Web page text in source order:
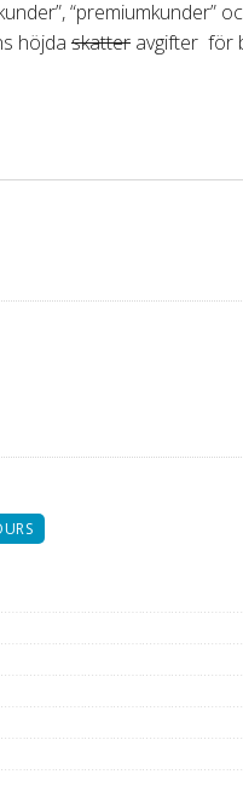
“premiumkunder”
höjda skatter avgifter för